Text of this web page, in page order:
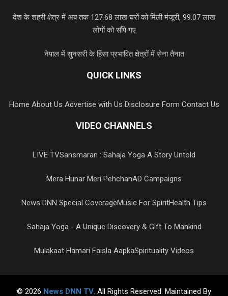
देश के शहरी क्षेत्र में अब तक 127.68 लाख घरों को मिली मंजूरी, 99.07 लाख
लोगों को सौंपे गए
नेपाल में सुनसरी के हिंसा प्रभावित क्षेत्रों में सेना तैनात
QUICK LINKS
Home About Us Advertise with Us Disclosure Form Contact Us
VIDEO CHANNELS
LIVE TVSansmaran : Sahaja Yoga A Story Untold
Mera Hunar Meri PehchanAD Campaigns
News DNN Special CoverageMusic For SpiritHealth Tips
Sahaja Yoga - A Unique Discovery & Gift To Mankind
Mulakaat Hamari Faisla AapkaSpirituality Videos
© 2026 News DNN TV. All Rights Reserved. Maintained By